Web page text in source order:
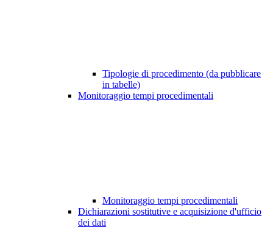
Tipologie di procedimento (da pubblicare
in tabelle)
Monitoraggio tempi procedimentali
Monitoraggio tempi procedimentali
Dichiarazioni sostitutive e acquisizione d'ufficio
dei dati